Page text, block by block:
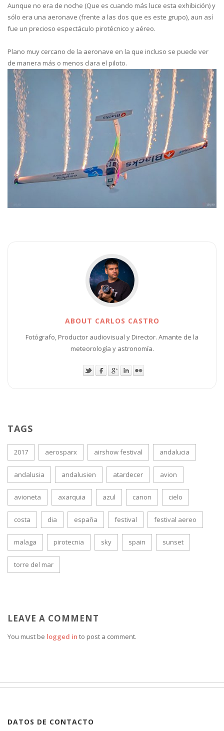
Aunque no era de noche (Que es cuando más luce esta exhibición) y
sólo era una aeronave (frente a las dos que es este grupo), aun así
fue un precioso espectáculo pirotécnico y aéreo.
Plano muy cercano de la aeronave en la que incluso se puede ver
de manera más o menos clara el piloto.
ABOUT CARLOS CASTRO
Fotógrafo, Productor audiovisual y Director. Amante de la
meteorología y astronomía.
TAGS
2017 aerosparx airshow festival andalucia
andalusia andalusien atardecer avion
avioneta axarquia azul canon cielo
costa dia españa festival festival aereo
malaga pirotecnia sky spain sunset
torre del mar
LEAVE A COMMENT
You must be logged in to post a comment.
DATOS DE CONTACTO